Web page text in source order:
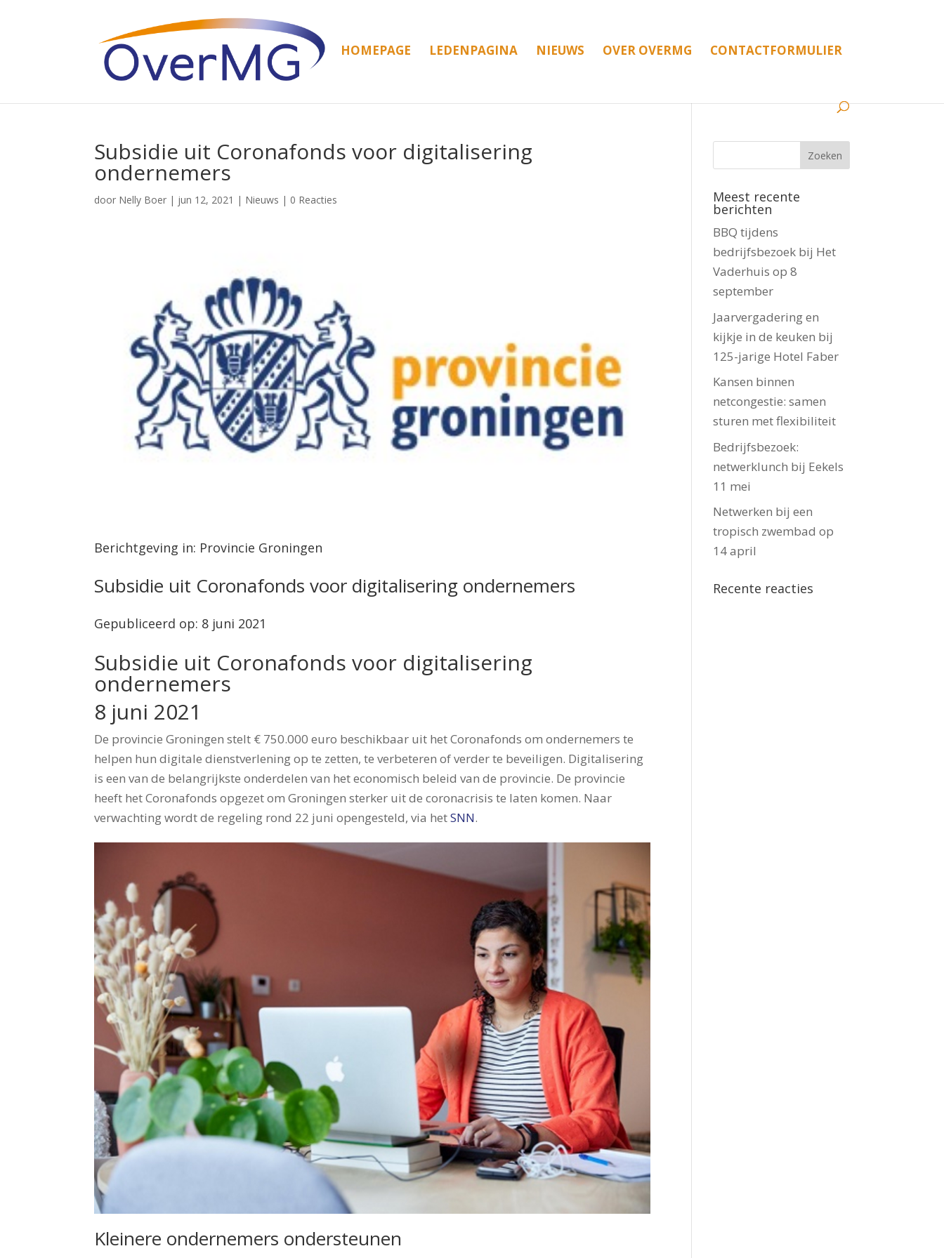
HOMEPAGE LEDENPAGINA NIEUWS OVER OVERMG CONTACTFORMULIER
Subsidie uit Coronafonds voor digitalisering
ondernemers
door Nelly Boer | jun 12, 2021 | Nieuws | 0 Reacties
Berichtgeving in: Provincie Groningen
Subsidie uit Coronafonds voor digitalisering ondernemers
Gepubliceerd op: 8 juni 2021
Subsidie uit Coronafonds voor digitalisering
ondernemers
8 juni 2021
De provincie Groningen stelt € 750.000 euro beschikbaar uit het Coronafonds om ondernemers te
helpen hun digitale dienstverlening op te zetten, te verbeteren of verder te beveiligen. Digitalisering
is een van de belangrijkste onderdelen van het economisch beleid van de provincie. De provincie
heeft het Coronafonds opgezet om Groningen sterker uit de coronacrisis te laten komen. Naar
verwachting wordt de regeling rond 22 juni opengesteld, via hetSNN.
Kleinere ondernemers ondersteunen
Meest recente
berichten
BBQ tijdens
bedrijfsbezoek bij Het
Vaderhuis op 8
september
Jaarvergadering en
kijkje in de keuken bij
125-jarige Hotel Faber
Kansen binnen
netcongestie: samen
sturen met flexibiliteit
Bedrijfsbezoek:
netwerklunch bij Eekels
11 mei
Netwerken bij een
tropisch zwembad op
14 april
Recente reacties